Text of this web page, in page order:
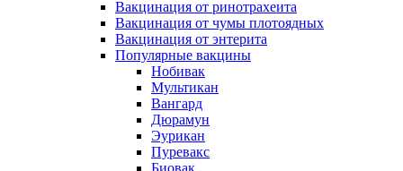
Вакцинация от ринотрахеита
Вакцинация от чумы плотоядных
Вакцинация от энтерита
Популярные вакцины
Нобивак
Мультикан
Вангард
Дюрамун
Эурикан
Пуревакс